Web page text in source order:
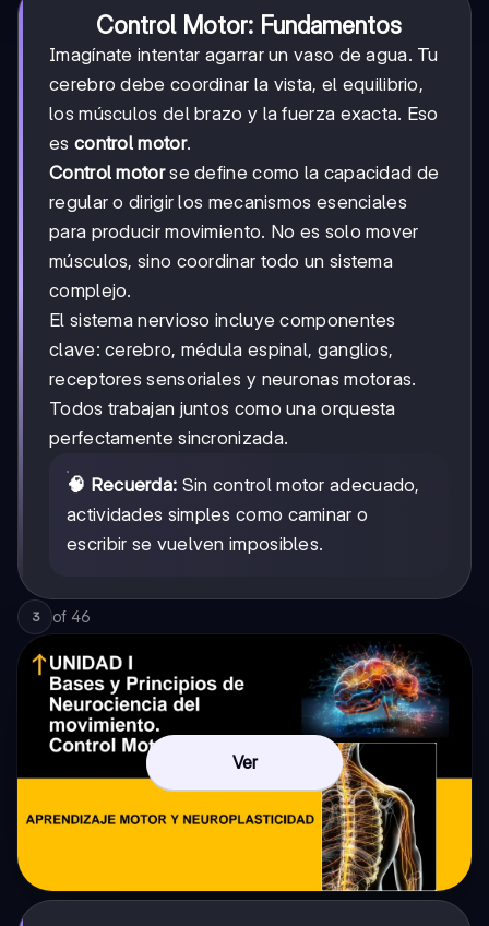
Control Motor: Fundamentos
Imagínate intentar agarrar un vaso de agua. Tu
cerebro debe coordinar la vista, el equilibrio,
los músculos del brazo y la fuerza exacta. Eso
es control motor.
Control motorse define como la capacidad de
regular o dirigir los mecanismos esenciales
para producir movimiento. No es solo mover
músculos, sino coordinar todo un sistema
complejo.
El sistema nervioso incluye componentes
clave: cerebro, médula espinal, ganglios,
receptores sensoriales y neuronas motoras.
Todos trabajan juntos como una orquesta
perfectamente sincronizada.
🧠 Recuerda: Sin control motor adecuado,
actividades simples como caminar o
escribir se vuelven imposibles.
3 of 46
Ver